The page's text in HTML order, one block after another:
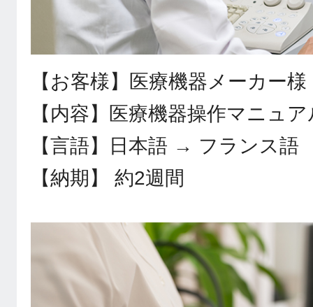
【お客様】医療機器メーカー様
【内容】医療機器操作マニュア
【言語】日本語 → フランス語
【納期】 約2週間